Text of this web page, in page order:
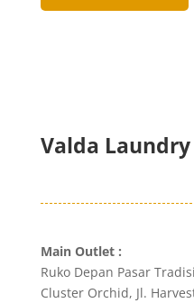
Valda Laundry
Main Outlet :
Ruko Depan Pasar
Cluster Orchid, Jl.